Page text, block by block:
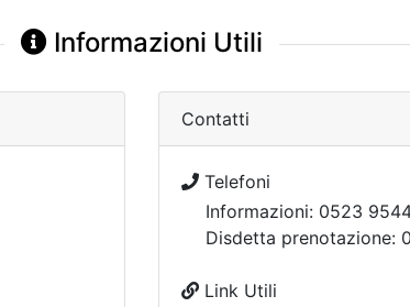
Informazioni Utili
Contatti
Telefoni
Informazioni: 0523
Disdetta prenotazione:
Link Utili